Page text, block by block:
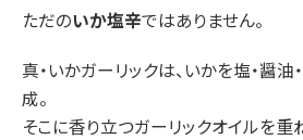
ただのいか塩辛ではありません。
真・いかガーリックは、いかを塩・醤油
成。
そこに香り立つガーリックオイルを重